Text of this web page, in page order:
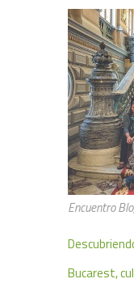
Encuentro
Bucarest,